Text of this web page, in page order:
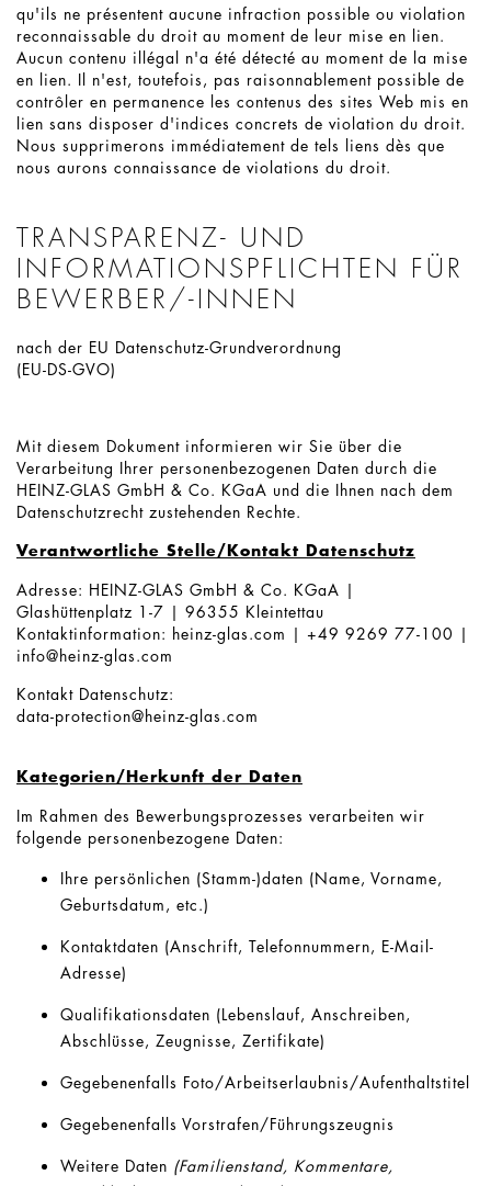
qu'ils ne présentent aucune infraction possible ou violation
reconnaissable du droit au moment de leur mise en lien.
Aucun contenu illégal n'a été détecté au moment de la mise
en lien. Il n'est, toutefois, pas raisonnablement possible de
contrôler en permanence les contenus des sites Web mis en
lien sans disposer d'indices concrets de violation du droit.
Nous supprimerons immédiatement de tels liens dès que
nous aurons connaissance de violations du droit.
TRANSPARENZ- UND
INFORMATIONSPFLICHTEN FÜR
BEWERBER/-INNEN
nach der EU Datenschutz-Grundverordnung
(EU-DS-GVO)
Mit diesem Dokument informieren wir Sie über die
Verarbeitung Ihrer personenbezogenen Daten durch die
HEINZ-GLAS GmbH & Co. KGaA und die Ihnen nach dem
Datenschutzrecht zustehenden Rechte.
Verantwortliche Stelle/Kontakt Datenschutz
Adresse: HEINZ-GLAS GmbH & Co. KGaA |
Glashüttenplatz 1-7 | 96355 Kleintettau
Kontaktinformation: heinz-glas.com | +49 9269 77-100 |
info@heinz-glas.com
Kontakt Datenschutz:
data-protection@heinz-glas.com
Kategorien/Herkunft der Daten
Im Rahmen des Bewerbungsprozesses verarbeiten wir
folgende personenbezogene Daten:
Ihre persönlichen (Stamm-)daten (Name, Vorname,
Geburtsdatum, etc.)
Kontaktdaten (Anschrift, Telefonnummern, E-Mail-
Adresse)
Qualifikationsdaten (Lebenslauf, Anschreiben,
Abschlüsse, Zeugnisse, Zertifikate)
Gegebenenfalls Foto/Arbeitserlaubnis/Aufenthaltstitel
Gegebenenfalls Vorstrafen/Führungszeugnis
Weitere Daten (Familienstand, Kommentare,